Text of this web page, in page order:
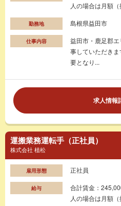
人の場合は月額
勤務地 島根県益田市
仕事内容
益田市・鹿足郡
事していただき
要となり...
求人情報
運搬業務運転手（正社員）
株式会社 植松
雇用形態 正社員
給与
合計賃金：
人の場合は月額